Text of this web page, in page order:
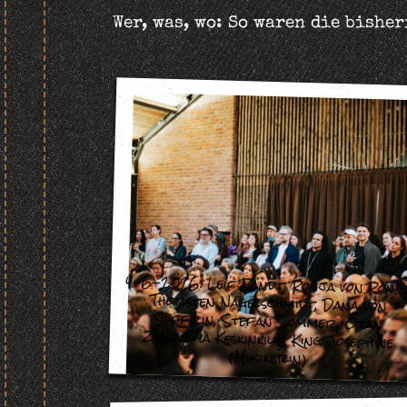
Wer, was, wo: So waren die
4-6-2026:Leif Randt,Ronja von
Thorsten Nagelschmidt,Dana von
Suffrin,Stefan Sommer,Ozan
Zakariya Keskinkılıç,King Josephine
(Musikerin)